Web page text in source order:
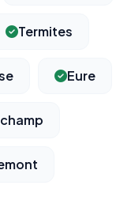
Termites
Eure